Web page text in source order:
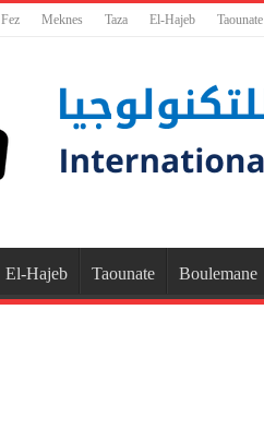
Fez Meknes Taza El-Hajeb Taounate
El-Hajeb Taounate Boulemane